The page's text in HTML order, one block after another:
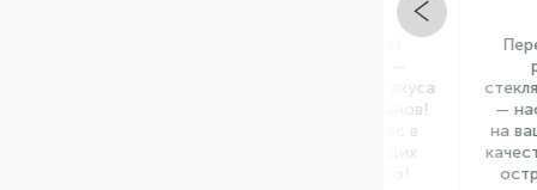
В
Перец
стеклянной
—
на вашей
качество и
острота в